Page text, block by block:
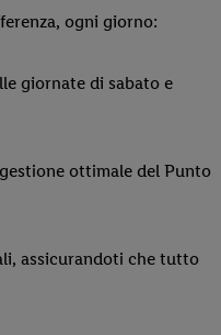
ogni giorno:
giornate di sabato e
ottimale del Punto
assicurandoti che tutto